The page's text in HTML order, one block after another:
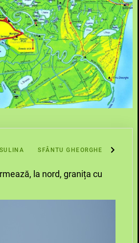
SULINA SFÂNTU GHEORGHE
la nord, granița cu